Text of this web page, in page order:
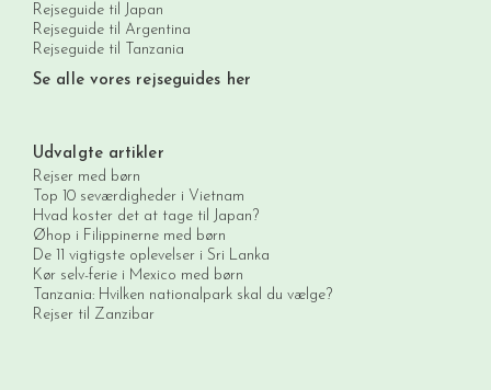
Rejseguide til Japan
Rejseguide til Argentina
Rejseguide til Tanzania
Se alle vores rejseguides her
Udvalgte artikler
Rejser med børn
Top 10 seværdigheder i Vietnam
Hvad koster det at tage til Japan?
Øhop i Filippinerne med børn
De 11 vigtigste oplevelser i Sri Lanka
Kør selv-ferie i Mexico med børn
Tanzania: Hvilken nationalpark skal du vælge?
Rejser til Zanzibar